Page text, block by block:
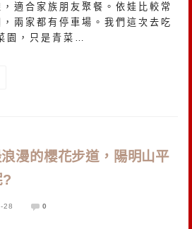
適合家族朋友聚餐。依娃比較常
兩家都有停車場。我們這次去吃
園，只是青菜…
浪漫的櫻花步道，陽明山平
?
28 0